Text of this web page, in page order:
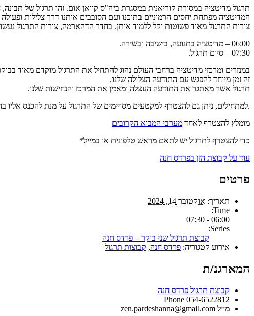
תרגול מדיטציה במסורת קוריאנית במסגרת ביה"ס קוואן אום. זהו תרגול של
המדיטציה מפתחת יחסים הרמוניים בתוכנו ועם הסובבים אותנו דרך צלילות
צורות התרגול מאוד פשוטות וקל ללמוד אותן. בחדר הדהארמה, צורות התרגול
06:00 – מדיטציה בתנועה, בישיבה ובשירה.
07:30 – סיום תרגול.
במנזרים ומרכזי מדיטציה ברחבי העולם נהוג להתחיל את התרגול מוקדם מאוד
זה זמן מיוחד להפגש עם התודעה הצלולה שלנו.
תרגול אשר מאתגר את התודעה העצלה ומאמן את המרכז והנחישות שלנו.
.למתחילים, ניתן גם להצטרף למקטעים מסויימים של התרגול על מנת להכנס אליו
מומלץ להצטרף לאחד מערבי המבוא הקרובים
כדי להצטרף לתרגול יש לתאם מראש טלפונית או במייל*
עוד על קבוצת הזן בפרדס חנה
פרטים
תאריך: אוקטובר 14, 2024
Time:
06:00 - 07:30
Series:
קבוצת תרגול שני בוקר – פרדס חנה
אירוע קטגוריה: פרדס חנה, קבוצות תרגול
המארגנ/ת
קבוצת תרגול פרדס חנה
Phone 054-6522812
מייל zen.pardeshanna@gmail.com